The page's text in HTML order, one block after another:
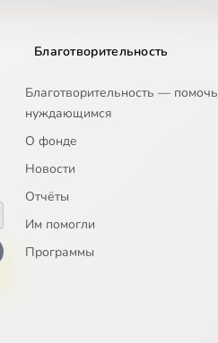
Благотворительность
Благотворительность — помочь
нуждающимся
О фонде
Новости
Отчёты
Им помогли
Программы